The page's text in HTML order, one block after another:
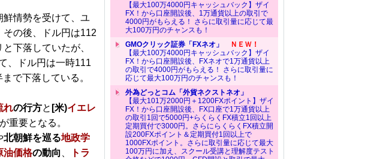
鮮情勢を受けて、ユ
の後、ドル円は112
下落していたが、
、ドル円は一時111
で下落している。
れの行方と [米)イエレ
が重要となる。
北朝鮮を巡る地政学
油価格の動向
トラ
【最大100万4000円キャッシュバック】ザイ
FX！から口座開設後、1万通貨以上の取引で
4000円がもらえる！ さらに取引量に応じて最
大100万円のチャンスも！
GMOクリック証券「FXネオ」
ＮＥＷ！
【最大100万4000円キャッシュバック】ザイ
FX！から口座開設後、FXネオで1万通貨以上
の取引で4000円がもらえる！ さらに取引量に
応じて最大100万円のチャンスも！
外為どっとコム「外貨ネクストネオ」
【最大101万2000円＋1200FXポイント】ザイ
FX！から口座開設後、FX口座で1万通貨以上
の取引1回で5000円+らくらくFX積立1回以上
定期買付で3000円。さらにらくらくFX積立開
設200FXポイント＆定期買付1回以上で
1000FXポイント。さらに取引量に応じて最大
100万円に加え、スクール受講と理解度テスト